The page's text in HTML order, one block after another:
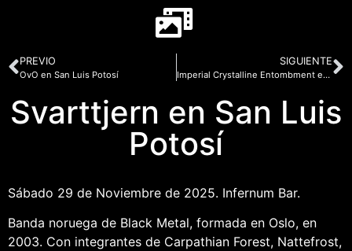
PREVIO
OvO en San Luis Potosí
SIGUIENTE
Imperial Crystalline Entombment en San Luis Potosí
Svarttjern en San Luis
Potosí
Sábado 29 de Noviembre de 2025. Infernum Bar.
Banda noruega de Black Metal, formada en Oslo, en
2003. Con integrantes de Carpathian Forest, Nattefrost,